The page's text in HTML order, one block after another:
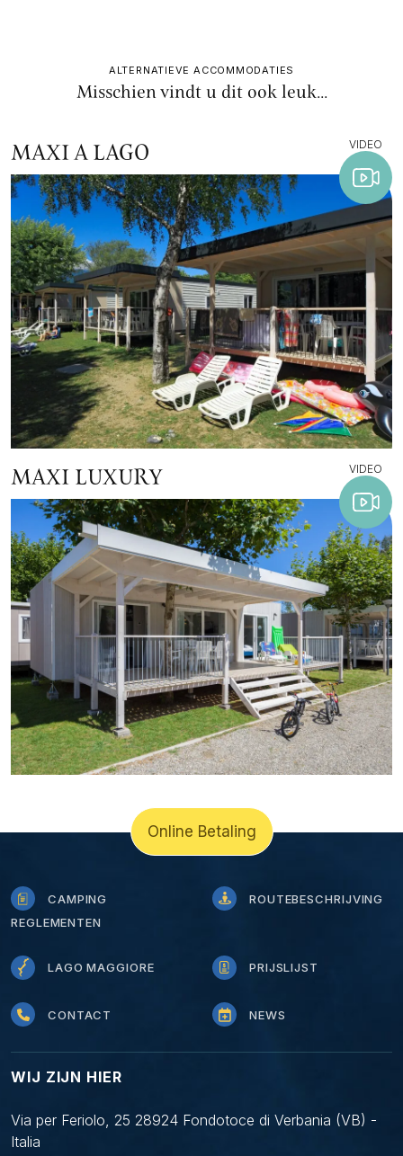
ALTERNATIEVE ACCOMMODATIES
Misschien vindt u dit ook leuk...
MAXI A LAGO VIDEO
MAXI LUXURY VIDEO
CAMPING
REGLEMENTEN
ROUTEBESCHRIJVING
LAGO MAGGIORE PRIJSLIJST
CONTACT NEWS
WIJ ZIJN HIER
Via per Feriolo, 25 28924 Fondotoce di Verbania (VB) -
Italia
Online Betaling